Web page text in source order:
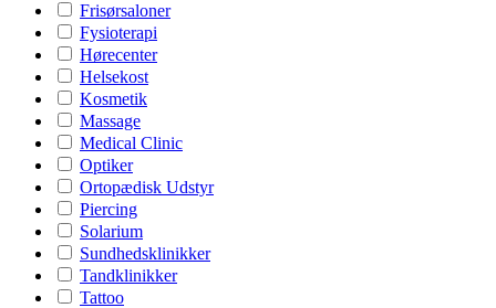
Frisørsaloner
Fysioterapi
Hørecenter
Helsekost
Kosmetik
Massage
Medical Clinic
Optiker
Ortopædisk Udstyr
Piercing
Solarium
Sundhedsklinikker
Tandklinikker
Tattoo